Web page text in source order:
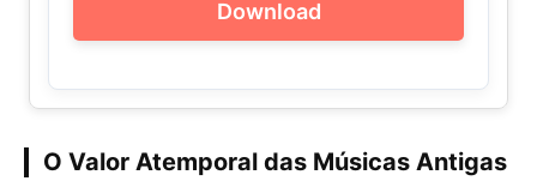
Download
O Valor Atemporal das Músicas Antigas